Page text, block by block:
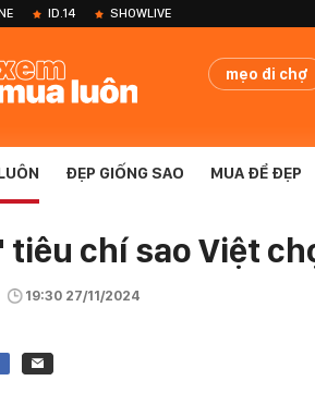
ID.14 SHOWLIVE
mẹo đi chợ
ĐẸP GIỐNG SAO MUA ĐỂ ĐẸP
tiêu chí sao Việt
19:30 27/11/2024